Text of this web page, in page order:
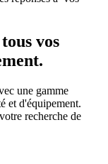
vos
une gamme
et d'équipement.
recherche de